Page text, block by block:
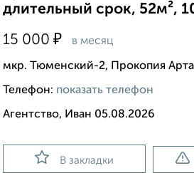
длительный срок, 52м²,
15 000 ₽ в месяц
мкр. Тюменский-2, Прокопия
Телефон: показать телефон
Агентство, Иван 05.08.2026
В закладки